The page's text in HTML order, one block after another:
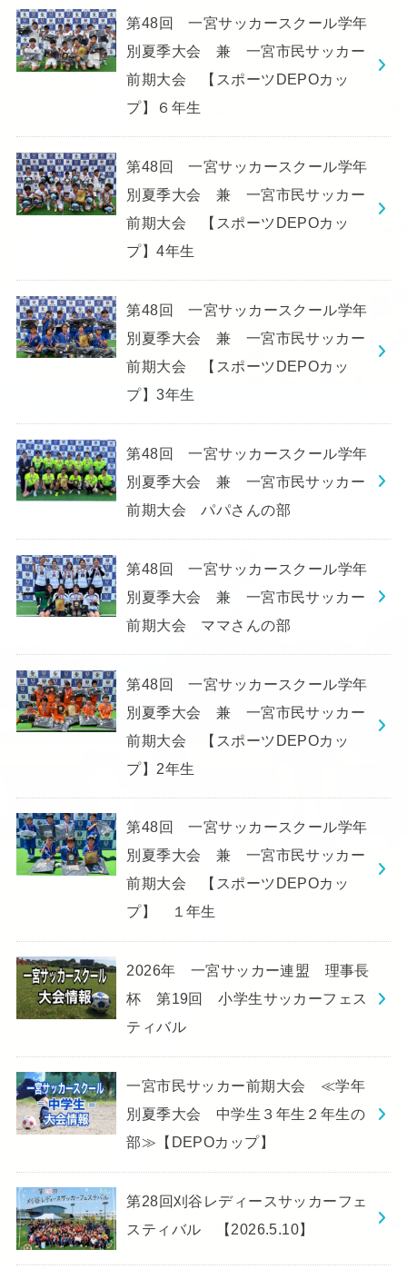
第48回 一宮サッカースクール学年
別夏季大会 兼 一宮市民サッカー
前期大会 【スポーツDEPOカッ
プ】６年生
第48回 一宮サッカースクール学年
別夏季大会 兼 一宮市民サッカー
前期大会 【スポーツDEPOカッ
プ】4年生
第48回 一宮サッカースクール学年
別夏季大会 兼 一宮市民サッカー
前期大会 【スポーツDEPOカッ
プ】3年生
第48回 一宮サッカースクール学年
別夏季大会 兼 一宮市民サッカー
前期大会 パパさんの部
第48回 一宮サッカースクール学年
別夏季大会 兼 一宮市民サッカー
前期大会 ママさんの部
第48回 一宮サッカースクール学年
別夏季大会 兼 一宮市民サッカー
前期大会 【スポーツDEPOカッ
プ】2年生
第48回 一宮サッカースクール学年
別夏季大会 兼 一宮市民サッカー
前期大会 【スポーツDEPOカッ
プ】 １年生
2026年 一宮サッカー連盟 理事長
杯 第19回 小学生サッカーフェス
ティバル
一宮市民サッカー前期大会 ≪学年
別夏季大会 中学生３年生２年生の
部≫【DEPOカップ】
第28回刈谷レディースサッカーフェ
スティバル 【2026.5.10】